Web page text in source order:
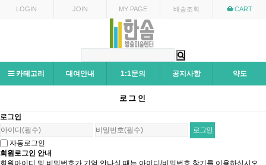
LOGIN JOIN MY PAGE 배송조회 CART
카테고리 대여안내 1:1문의 공지사항 약도
로그인
로그인
자동로그인
회원로그인 안내
회원아이디 및 비밀번호가 기억 안나실 때는 아이디/비밀번호 찾기를 이용하십시오.